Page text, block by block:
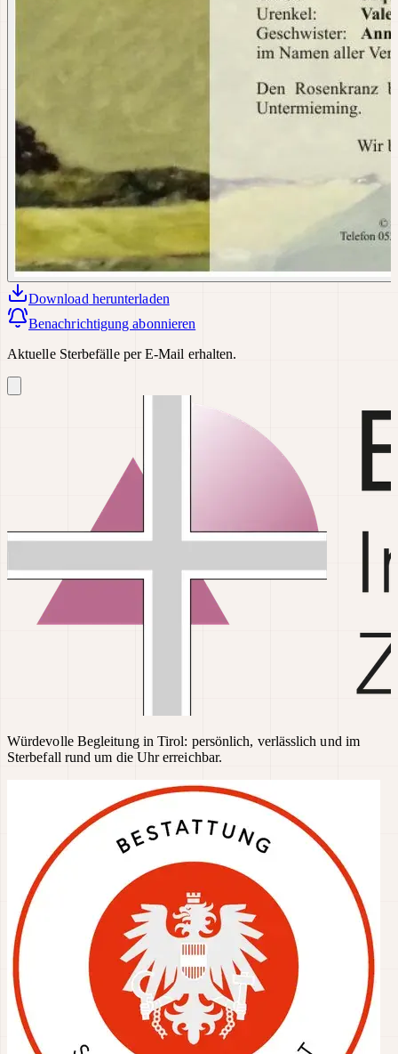
Download herunterladen
Benachrichtigung abonnieren
Aktuelle Sterbefälle per E-Mail erhalten.
Würdevolle Begleitung in Tirol: persönlich, verlässlich und im
Sterbefall rund um die Uhr erreichbar.